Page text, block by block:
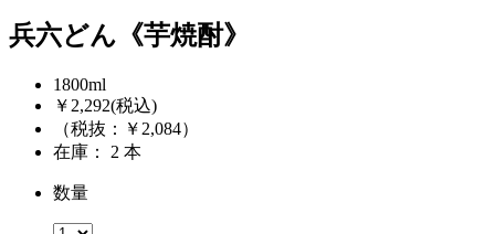
兵六どん《芋焼酎》
1800ml
￥2,292(税込)
（税抜：￥2,084）
在庫： 2 本
数量